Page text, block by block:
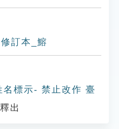
訂本_鰫
名標示- 禁止改作 臺
出